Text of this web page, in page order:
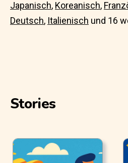
Japanisch, Koreanisch,
Deutsch, Italienisch und 16
Stories